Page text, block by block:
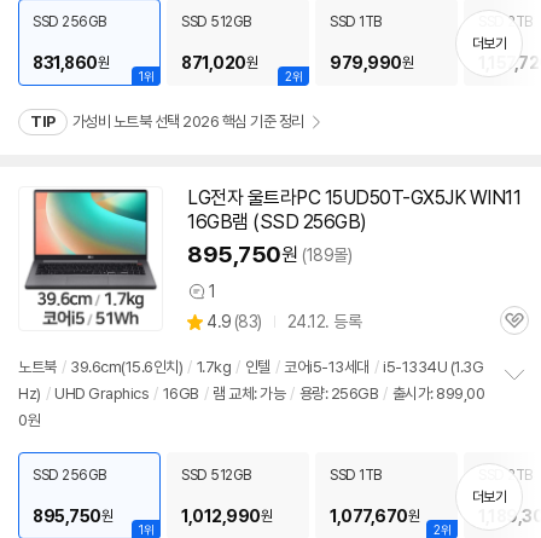
치
기
1위
SSD 256GB
831,860원
2위
SSD 512GB
871,020원
SSD 1TB
979,990원
SSD 2TB
더보기
TIP 가성비 노트북 선택 2026 핵심 기준 정리
LG전자 울트라PC 15UD50T-GX5JK WIN11
16GB램 (SSD 256GB)
895,750원 (189몰)
상
품
견
1
별
점
4.9 (상
리
뷰
83) 24.12. 등록
관
노트북 / 39.6cm(15.6인치) / 1.7kg / 인텔 / 코어i5-13세대 / i5-1334U (1.3G
Hz) / UHD Graphics / 16GB / 램 교체: 가능 / 용량: 256GB / 출시가: 899,00
0원
치
기
1위
SSD 256GB
895,750원
SSD 512GB
1,012,990원
2위
SSD 1TB
1,077,670원
SSD 2TB
더보기